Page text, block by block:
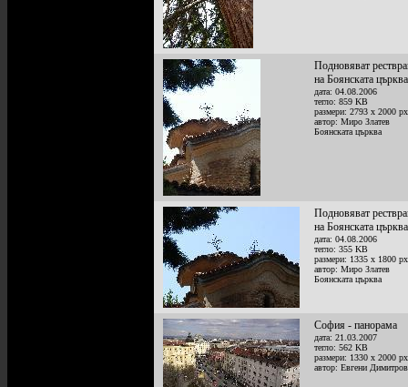
Подновяват
на Боянската църква
дата: 04.08.2006
тегло: 859 KB
размери: 2793 x 2000
автор: Миро Златев
Боянската църква
Подновяват
на Боянската църква
дата: 04.08.2006
тегло: 355 KB
размери: 1335 x 1800
автор: Миро Златев
Боянската църква
София - панорама
дата: 21.03.2007
тегло: 562 KB
размери: 1330 x 2000
автор: Евгени Димитров